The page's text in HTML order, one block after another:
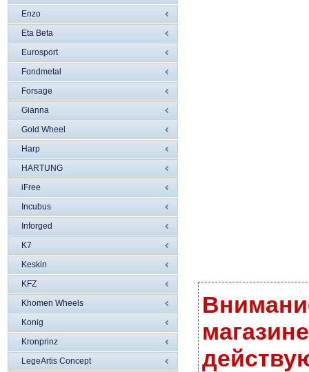
Enzo
Eta Beta
Eurosport
Fondmetal
Forsage
Gianna
Gold Wheel
Harp
HARTUNG
iFree
Incubus
Inforged
K7
Keskin
KFZ
Khomen Wheels
Konig
Kronprinz
LegeArtis Concept